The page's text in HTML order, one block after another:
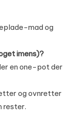
mad og
imens)?
en one-pot der
og ovnretter
rester.